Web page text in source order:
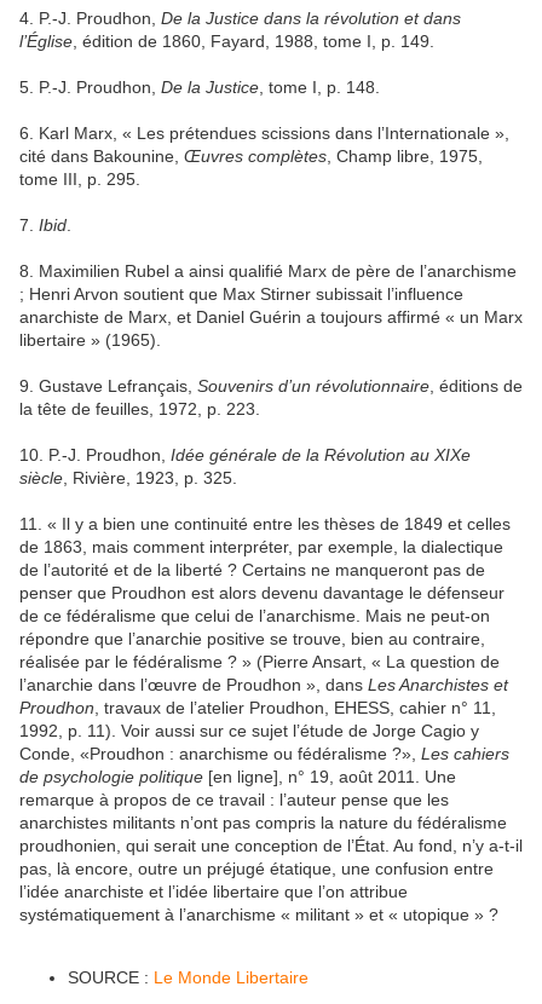
4. P.-J. Proudhon, De la Justice dans la révolution et dans
l’Église , édition de 1860, Fayard, 1988, tome I, p. 149.
5. P.-J. Proudhon, De la Justice , tome I, p. 148.
6. Karl Marx, « Les prétendues scissions dans l’Internationale »,
cité dans Bakounine, Œuvres complètes , Champ libre, 1975,
tome III, p. 295.
7. Ibid
8. Maximilien Rubel a ainsi qualifié Marx de père de l’anarchisme
; Henri Arvon soutient que Max Stirner subissait l’influence
anarchiste de Marx, et Daniel Guérin a toujours affirmé « un Marx
libertaire » (1965).
9. Gustave Lefrançais, Souvenirs d’un révolutionnaire , éditions de
la tête de feuilles, 1972, p. 223.
10. P.-J. Proudhon, Idée générale de la Révolution au XIXe
siècle , Rivière, 1923, p. 325.
11. « Il y a bien une continuité entre les thèses de 1849 et celles
de 1863, mais comment interpréter, par exemple, la dialectique
de l’autorité et de la liberté ? Certains ne manqueront pas de
penser que Proudhon est alors devenu davantage le défenseur
de ce fédéralisme que celui de l’anarchisme. Mais ne peut-on
répondre que l’anarchie positive se trouve, bien au contraire,
réalisée par le fédéralisme ? » (Pierre Ansart, « La question de
l’anarchie dans l’œuvre de Proudhon », dans Les Anarchistes et
Proudhon , travaux de l’atelier Proudhon, EHESS, cahier n° 11,
1992, p. 11). Voir aussi sur ce sujet l’étude de Jorge Cagio y
Conde, «Proudhon : anarchisme ou fédéralisme ?», Les cahiers
de psychologie politique [en ligne], n° 19, août 2011. Une
remarque à propos de ce travail : l’auteur pense que les
anarchistes militants n’ont pas compris la nature du fédéralisme
proudhonien, qui serait une conception de l’État. Au fond, n’y a-t-il
pas, là encore, outre un préjugé étatique, une confusion entre
l’idée anarchiste et l’idée libertaire que l’on attribue
systématiquement à l’anarchisme « militant » et « utopique » ?
SOURCE : Le Monde Libertaire